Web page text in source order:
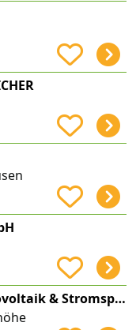
enerix Kassel - Photovoltaik & Stromspeicher